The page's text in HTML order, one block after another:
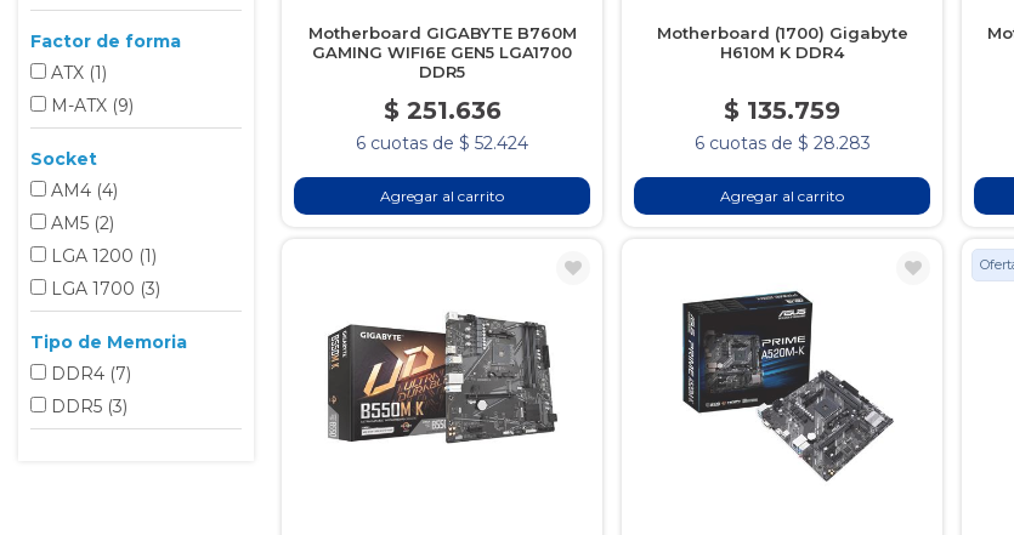
Factor de forma
ATX (1)
M-ATX (9)
Socket
AM4 (4)
AM5 (2)
LGA 1200 (1)
LGA 1700 (3)
Tipo de Memoria
DDR4 (7)
DDR5 (3)
Motherboard GIGABYTE B760M
GAMING WIFI6E GEN5 LGA1700
DDR5
$ 251.636
6 cuotas de $ 52.424
Agregar al carrito
Motherboard (1700) Gigabyte
H610M K DDR4
$ 135.759
6 cuotas de $ 28.283
Agregar al carrito